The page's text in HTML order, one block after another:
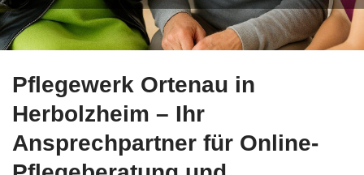
Pflegewerk Ortenau in
Herbolzheim – Ihr
Ansprechpartner für Online-